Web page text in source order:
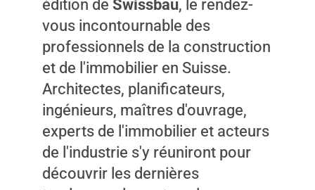
édition de Swissbau, le rendez-
vous incontournable des
professionnels de la construction
et de l'immobilier en Suisse.
Architectes, planificateurs,
ingénieurs, maîtres d'ouvrage,
experts de l'immobilier et acteurs
de l'industrie s'y réuniront pour
découvrir les dernières